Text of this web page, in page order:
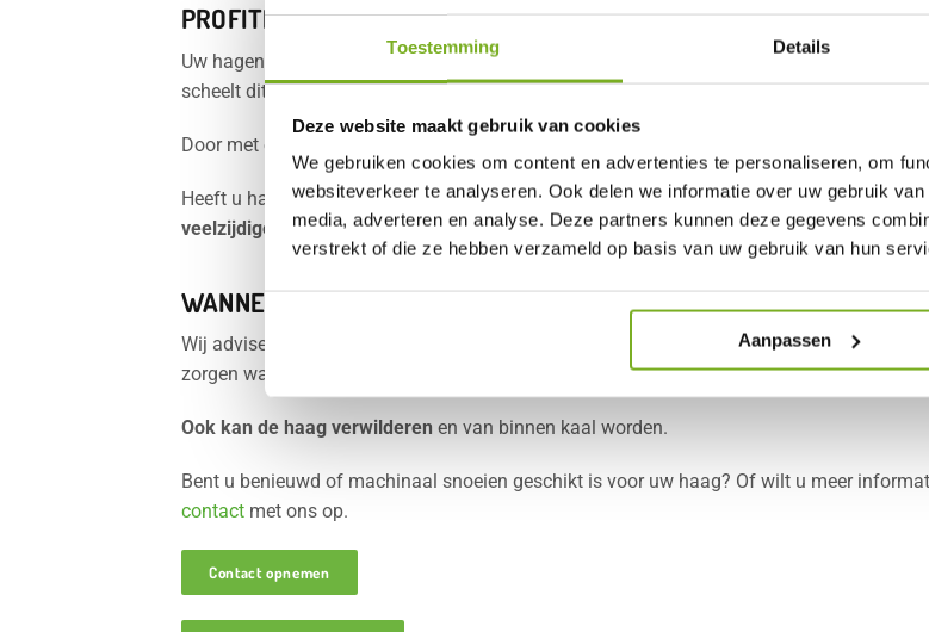
Toestemming Details
Deze website maakt gebruik van cookies
We gebruiken cookies om content en advertenties te personaliseren, om
websiteverkeer te analyseren. Ook delen we informatie over uw gebruik
media, adverteren en analyse. Deze partners kunnen deze gegevens
verstrekt of die ze hebben verzameld op basis van uw gebruik van hun
Aanpassen
PROFITEER VAN DE VELE VOORDELEN
Uw hagen machinaal laten knippenof snoeien levert u veel voordelen op. Zo kan het
scheelt dit zelfs meer dan de helft van de tijd!
Door met een specialist in zee te gaan, weet u bovendien zeker dat de veiligheid langs
Heeft u hagen in beheer langs de slootkant, op uw perceel of langs de openbare weg?
veelzijdige heggensnoeierte verzorgen.
WANNEER MACHINAAL SNOEIEN?
Wij adviseren om uw hagen te snoeien. Een haag die niet
zorgen wanneer deze langs een openbare weg is geplaatst.
Ook kan de haag verwilderen en van binnen kaal worden.
Bent u benieuwd of machinaal snoeien geschikt is voor uw haag? Of wilt u meer
contactmet ons op.
Contact opnemen